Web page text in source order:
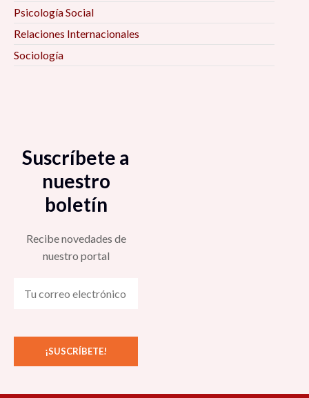
Psicología Social
Relaciones Internacionales
Sociología
Suscríbete a
nuestro
boletín
Recibe novedades de
nuestro portal